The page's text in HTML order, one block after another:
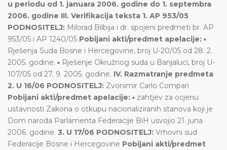
u periodu od 1. januara 2006. godine do 1. septembra
2006. godine III. Verifikacija teksta 1. AP 953/05
PODNOSITELJ: Milorad Bilbija i dr. spojeni predmeti br. AP
953/05 i AP 1240/05 Pobijani akti/predmet apelacije: ▪
Rješenja Suda Bosne i Hercegovine, broj U-20/05 od 28. 2.
2005. godine. ▪ Rješenje Okružnog suda u Banjaluci, broj U-
107/05 od 27. 9. 2005. godine. IV. Razmatranje predmeta
2. U 16/06 PODNOSITELJ: Zvonimir Carlo Compari
Pobijani akti/predmet apelacije: ▪ zahtjev za ocjenu
ustavnosti Zakona o otkupu nacionaliziranih stanova koji je
Dom naroda Parlamenta Federacije BiH usvojio 21. juna
2006. godine. 3. U 17/06 PODNOSITELJ: Vrhovni sud
Federacije Bosne i Hercegovine Pobijani akti/predmet